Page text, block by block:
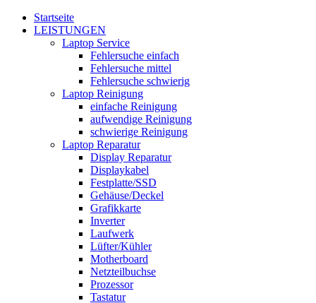
Startseite
LEISTUNGEN
Laptop Service
Fehlersuche einfach
Fehlersuche mittel
Fehlersuche schwierig
Laptop Reinigung
einfache Reinigung
aufwendige Reinigung
schwierige Reinigung
Laptop Reparatur
Display Reparatur
Displaykabel
Festplatte/SSD
Gehäuse/Deckel
Grafikkarte
Inverter
Laufwerk
Lüfter/Kühler
Motherboard
Netzteilbuchse
Prozessor
Tastatur